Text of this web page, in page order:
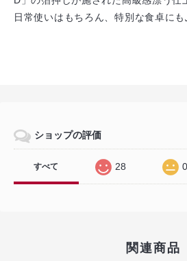
日常使いはもちろん、特別な食卓にも
ショップの評価
すべて 28 0
関連商品